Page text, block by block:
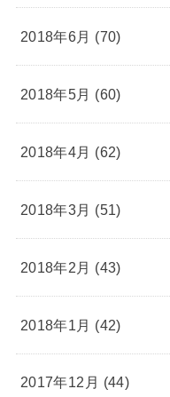
2018年6月 (70)
2018年5月 (60)
2018年4月 (62)
2018年3月 (51)
2018年2月 (43)
2018年1月 (42)
2017年12月 (44)